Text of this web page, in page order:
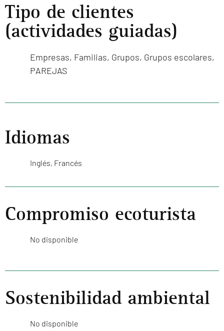
Tipo de clientes
(actividades guiadas)
Empresas, Familias, Grupos, Grupos escolares,
PAREJAS
Idiomas
Inglés, Francés
Compromiso ecoturista
No disponible
Sostenibilidad ambiental
No disponible